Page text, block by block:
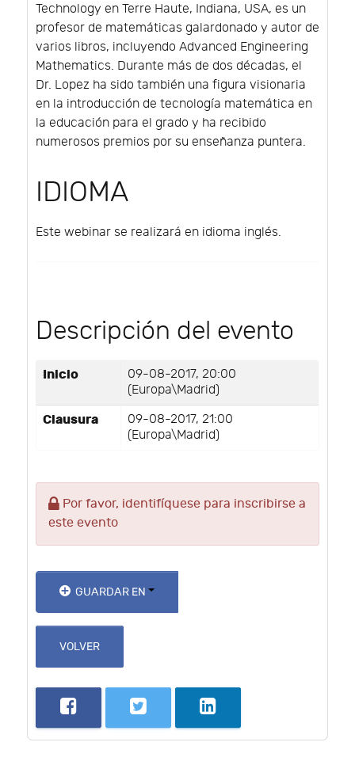
Technology en Terre Haute, Indiana, USA, es un
profesor de matemáticas galardonado y autor de
varios libros, incluyendo Advanced Engineering
Mathematics. Durante más de dos décadas, el
Dr. Lopez ha sido también una figura visionaria
en la introducción de tecnología matemática en
la educación para el grado y ha recibido
numerosos premios por su enseñanza puntera.
IDIOMA
Este webinar se realizará en idioma inglés.
Descripción del evento
Inicio
09-08-2017, 20:00
(Europa\Madrid)
Clausura
09-08-2017, 21:00
(Europa\Madrid)
Por favor, identifíquese para inscribirse a
este evento
GUARDAR EN
VOLVER